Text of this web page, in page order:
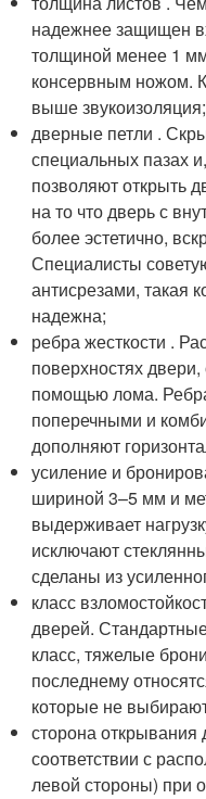
надежнее защищен
толщиной менее 1
консервным ножом.
выше звукоизоляция;
дверные петли .
специальных пазах
позволяют открыть
на то что дверь с
более эстетично,
Специалисты
антисрезами, такая
надежна;
ребра жесткости .
поверхностях
помощью лома.
поперечными и
дополняют
усиление и
шириной 3–5 мм и
выдерживает
исключают
сделаны из
класс
дверей.
класс, тяжелые
последнему
которые не
сторона открывания
соответствии с
левой стороны) при